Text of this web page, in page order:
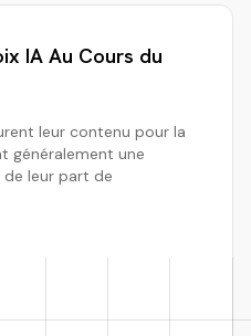
IA Au Cours du
leur contenu pour la
généralement une
leur part de